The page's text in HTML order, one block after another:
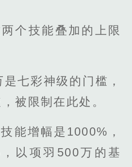
个技能叠加的上限
七彩神级的门槛，
被限制在此处。
能增幅是1000%，
以项羽500万的基